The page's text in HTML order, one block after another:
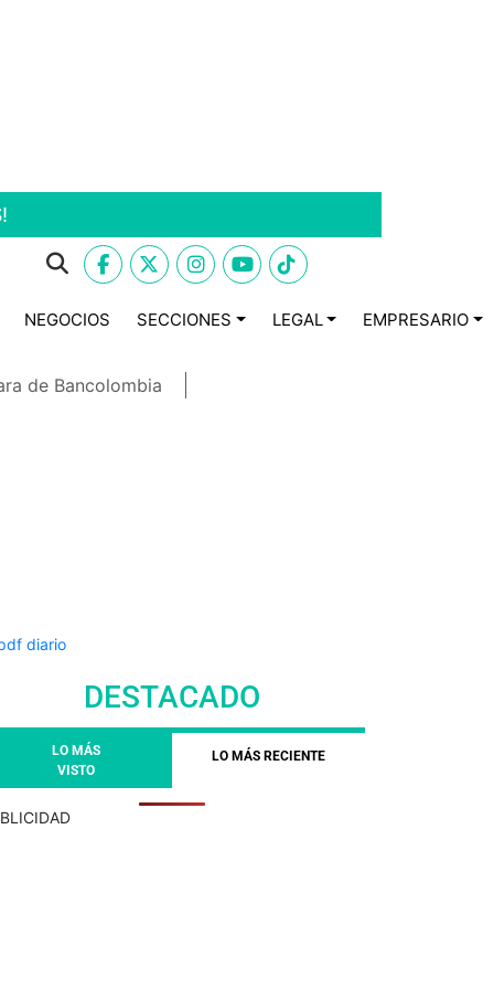
NEGOCIOS SECCIONES LEGAL EMPRESARIO
de Bancolombia
DESTACADO
LO MÁS
VISTO
LO MÁS RECIENTE